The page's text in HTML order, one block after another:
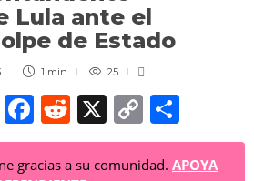
Lula ante el
de Estado
1 min 25
W F
a
c
R
e
d
X C
o
p
o
m
gracias a su comunidad. APOYA